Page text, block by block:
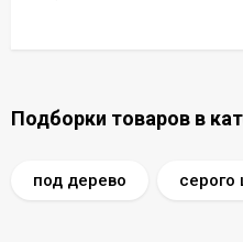
Подборки товаров в
под дерево серого